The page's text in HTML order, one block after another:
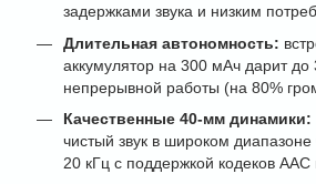
задержками звука и низким
Длительная автономность:
аккумулятор на 300 мАч дарит до
непрерывной работы (на 80%
Качественные 40-мм динамики:
чистый звук в широком диапазоне
20 кГц с поддержкой кодеков AAC